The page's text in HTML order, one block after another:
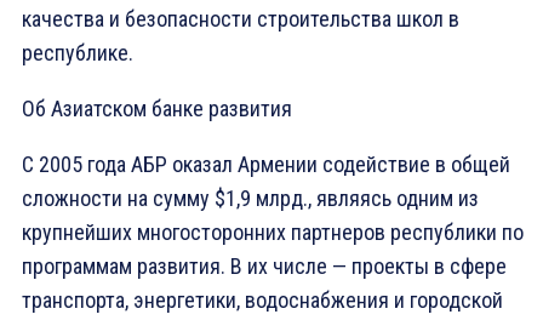
качества и безопасности строительства школ в
республике.
Об Азиатском банке развития
С 2005 года АБР оказал Армении содействие в общей
сложности на сумму $1,9 млрд., являясь одним из
крупнейших многосторонних партнеров республики по
программам развития. В их числе — проекты в сфере
транспорта, энергетики, водоснабжения и городской